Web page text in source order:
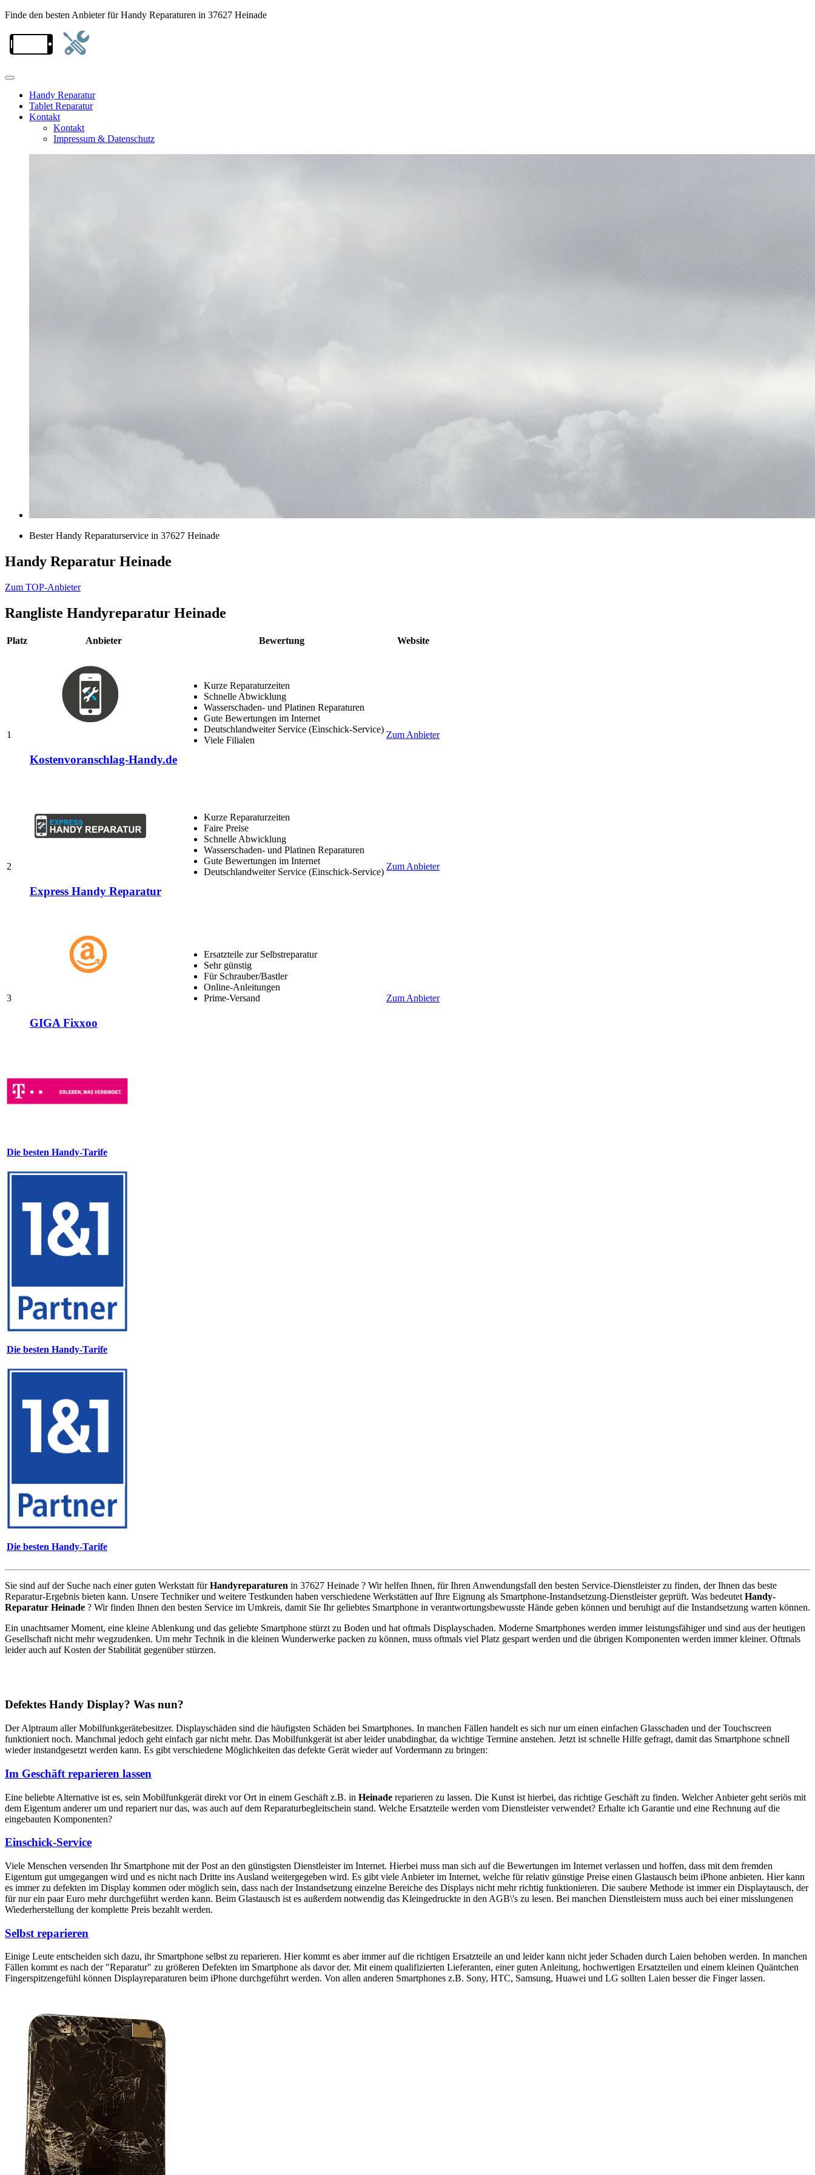
Finde den besten Anbieter für Handy Reparaturen in 37627 Heinade
Handy Reparatur
Tablet Reparatur
Kontakt
Kontakt
Impressum & Datenschutz
Bester Handy Reparaturservice in 37627 Heinade
Handy Reparatur Heinade
Zum TOP-Anbieter
Rangliste Handyreparatur Heinade
Platz Anbieter Bewertung Website
1
Kostenvoranschlag-Handy.de
Kurze Reparaturzeiten
Schnelle Abwicklung
Wasserschaden- und Platinen Reparaturen
Gute Bewertungen im Internet
Deutschlandweiter Service (Einschick-Service)
Viele Filialen
Zum Anbieter
2
Express Handy Reparatur
Kurze Reparaturzeiten
Faire Preise
Schnelle Abwicklung
Wasserschaden- und Platinen Reparaturen
Gute Bewertungen im Internet
Deutschlandweiter Service (Einschick-Service)
Zum Anbieter
3
GIGA Fixxoo
Ersatzteile zur Selbstreparatur
Sehr günstig
Für Schrauber/Bastler
Online-Anleitungen
Prime-Versand
Zum Anbieter
Die besten Handy-Tarife
Die besten Handy-Tarife
Die besten Handy-Tarife
Sie sind auf der Suche nach einer guten Werkstatt fürHandyreparaturen in 37627 Heinade ? Wir helfen Ihnen, für Ihren Anwendungsfall den besten Service-Dienstleister zu finden, der Ihnen das beste
Reparatur-Ergebnis bieten kann. Unsere Techniker und weitere Testkunden haben verschiedene Werkstätten auf Ihre Eignung als Smartphone-Instandsetzung-Dienstleister geprüft. Was bedeutet Handy-
Reparatur Heinade ? Wir finden Ihnen den besten Service im Umkreis, damit Sie Ihr geliebtes Smartphone in verantwortungsbewusste Hände geben können und beruhigt auf die Instandsetzung warten können.
Ein unachtsamer Moment, eine kleine Ablenkung und das geliebte Smartphone stürzt zu Boden und hat oftmals Displayschaden. Moderne Smartphones werden immer leistungsfähiger und sind aus der heutigen
Gesellschaft nicht mehr wegzudenken. Um mehr Technik in die kleinen Wunderwerke packen zu können, muss oftmals viel Platz gespart werden und die übrigen Komponenten werden immer kleiner. Oftmals
leider auch auf Kosten der Stabilität gegenüber stürzen.
Defektes Handy Display? Was nun?
Der Alptraum aller Mobilfunkgerätebesitzer. Displayschäden sind die häufigsten Schäden bei Smartphones. In manchen Fällen handelt es sich nur um einen einfachen Glasschaden und der Touchscreen
funktioniert noch. Manchmal jedoch geht einfach gar nicht mehr. Das Mobilfunkgerät ist aber leider unabdingbar, da wichtige Termine anstehen. Jetzt ist schnelle Hilfe gefragt, damit das Smartphone schnell
wieder instandgesetzt werden kann. Es gibt verschiedene Möglichkeiten das defekte Gerät wieder auf Vordermann zu bringen:
Im Geschäft reparieren lassen
Eine beliebte Alternative ist es, sein Mobilfunkgerät direkt vor Ort in einem Geschäft z.B. in Heinade reparieren zu lassen. Die Kunst ist hierbei, das richtige Geschäft zu finden. Welcher Anbieter geht seriös mit
dem Eigentum anderer um und repariert nur das, was auch auf dem Reparaturbegleitschein stand. Welche Ersatzteile werden vom Dienstleister verwendet? Erhalte ich Garantie und eine Rechnung auf die
eingebauten Komponenten?
Einschick-Service
Viele Menschen versenden Ihr Smartphone mit der Post an den günstigsten Dienstleister im Internet. Hierbei muss man sich auf die Bewertungen im Internet verlassen und hoffen, dass mit dem fremden
Eigentum gut umgegangen wird und es nicht nach Dritte ins Ausland weitergegeben wird. Es gibt viele Anbieter im Internet, welche für relativ günstige Preise einen Glastausch beim iPhone anbieten. Hier kann
es immer zu defekten im Display kommen oder möglich sein, dass nach der Instandsetzung einzelne Bereiche des Displays nicht mehr richtig funktionieren. Die saubere Methode ist immer ein Displaytausch, der
für nur ein paar Euro mehr durchgeführt werden kann. Beim Glastausch ist es außerdem notwendig das Kleingedruckte in den AGB\'s zu lesen. Bei manchen Dienstleistern muss auch bei einer misslungenen
Wiederherstellung der komplette Preis bezahlt werden.
Selbst reparieren
Einige Leute entscheiden sich dazu, ihr Smartphone selbst zu reparieren. Hier kommt es aber immer auf die richtigen Ersatzteile an und leider kann nicht jeder Schaden durch Laien behoben werden. In manchen
Fällen kommt es nach der "Reparatur" zu größeren Defekten im Smartphone als davor der. Mit einem qualifizierten Lieferanten, einer guten Anleitung, hochwertigen Ersatzteilen und einem kleinen Quäntchen
Fingerspitzengefühl können Displayreparaturen beim iPhone durchgeführt werden. Von allen anderen Smartphones z.B. Sony, HTC, Samsung, Huawei und LG sollten Laien besser die Finger lassen.